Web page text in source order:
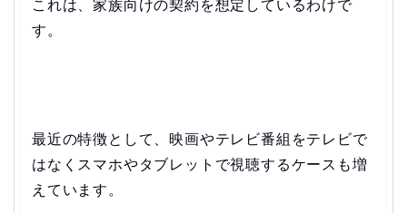
これは、家族向けの契約を想定しているわけで
す。
最近の特徴として、映画やテレビ番組をテレビで
はなくスマホやタブレットで視聴するケースも増
えています。